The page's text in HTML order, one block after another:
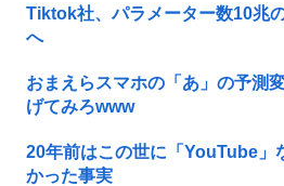
Tiktok社、パラメーター数10兆
へ
おまえらスマホの「あ」の予測
げてみろwww
20年前はこの世に「YouTube」
かった事実